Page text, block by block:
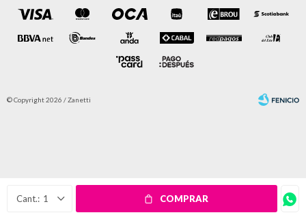
1 COMPRAR
© Copyright 2026 / Zanetti